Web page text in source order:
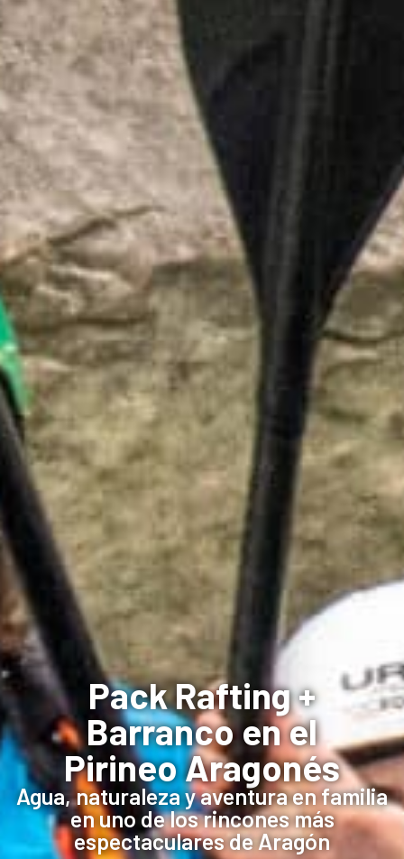
Pack Rafting +
Barranco en el
Pirineo Aragonés
Agua, naturaleza y aventura en familia
en uno de los rincones más
espectaculares de Aragón